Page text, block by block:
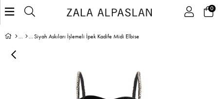
0
Siyah Askıları İşlemeli İpek Kadife Midi Elbise